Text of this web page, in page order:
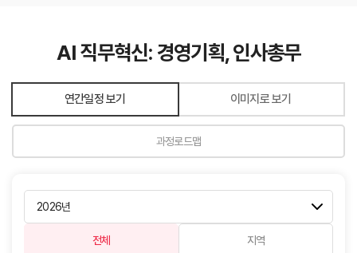
AI 직무혁신: 경영기획, 인사총무
연간일정 보기 이미지로 보기
과정로드맵
전체 지역